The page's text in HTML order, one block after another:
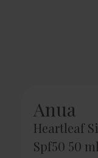
Anua
Heartleaf
Spf50 50 ml